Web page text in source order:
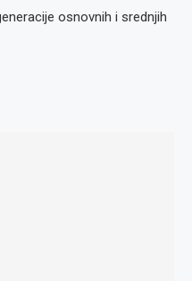
osnovnih i srednjih